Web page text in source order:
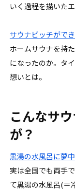
いく過程を描いた
サウナビッチがで
ホームサウナを持
になったのか。タ
想いとは。
こんなサ
が？
黒湯の水風呂に夢
実は全国でも両手
て黒湯の水風呂(＝